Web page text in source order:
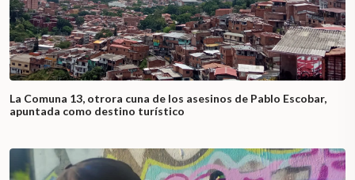
La Comuna 13, otrora cuna de los asesinos de Pablo Escobar,
apuntada como destino turístico